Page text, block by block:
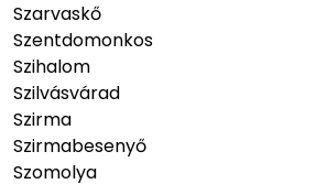
Szarvaskő
Szentdomonkos
Szihalom
Szilvásvárad
Szirma
Szirmabesenyő
Szomolya